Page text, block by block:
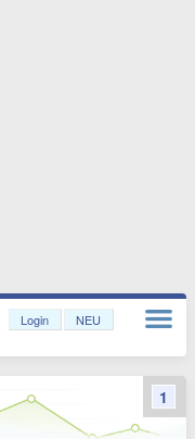
Login NEU
1